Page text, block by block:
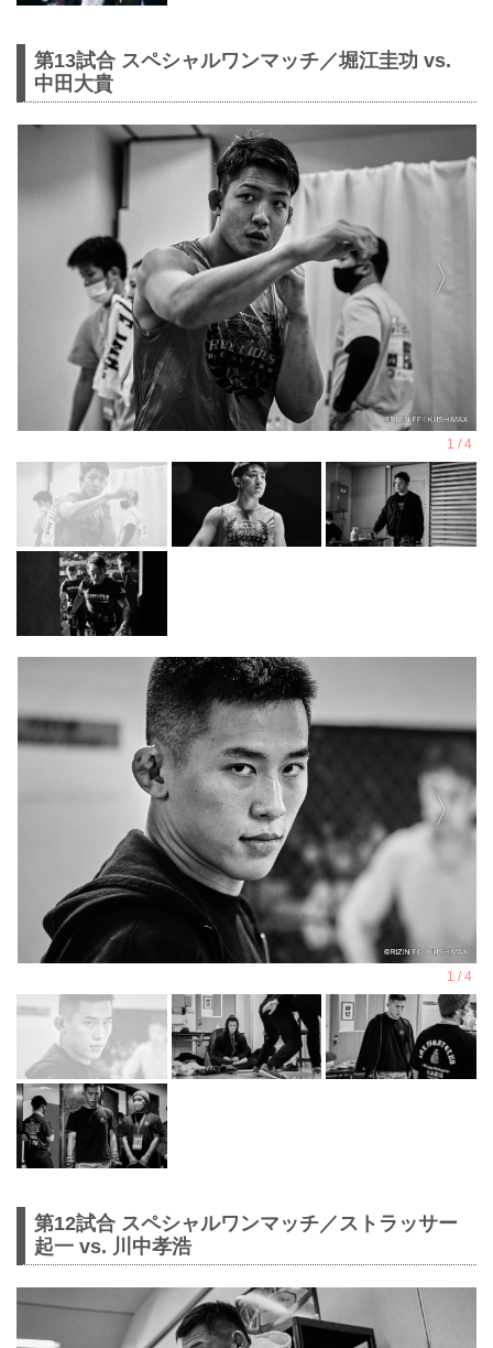
第13試合 スペシャルワンマッチ／堀江圭功 vs.
中田大貴
第12試合 スペシャルワンマッチ／ストラッサー
起一 vs. 川中孝浩